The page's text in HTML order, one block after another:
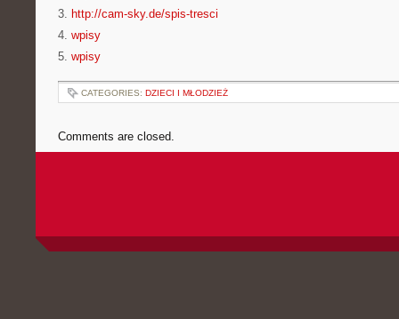
3. http://cam-sky.de/spis-tresci
4. wpisy
5. wpisy
CATEGORIES: DZIECI I MŁODZIEŻ
Comments are closed.